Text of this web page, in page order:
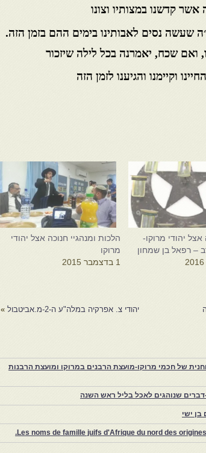
אשר קדשנו במצותיו וצונו
שעשה נסים לאבותינו בימים ההם בזמן הזה.
ואם שכח, יאמרנה בכל לילה שיזכור
וקיימנו והגיענו לזמן הזה
אצל יהודי מרוקו-
– רפאל בן שמחון
הלכות ומנהגיי חנוכה אצל יהודי
מרוקו
1 בדצמבר 2015
יהודי צ. אפרקיה במלה"ע ה-2-מ.אביטבול »
של חכמי מרוקו-מועצת הרבנים במרוקו ומועצת הרבנות
שנוהגים לאכל בליל ראש השנה
ישי
Les noms de famille juifs d'Afrique du nord des